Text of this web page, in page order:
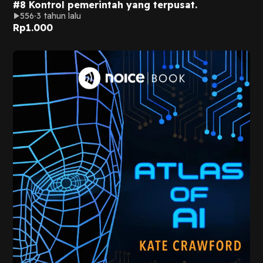
#8 Kontrol pemerintah yang terpusat.
556 3 tahun lalu
Rp1.000